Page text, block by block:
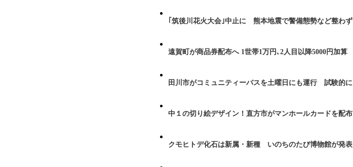
｢筑後川花火大会｣中止に 熊本地震で警備態勢など整わず
遠賀町が商品券配布へ 1世帯1万円､2人目以降5000円加算
田川市がコミュニティーバスを土曜日にも運行 試験的に
中１の切り絵デザイン！直方市がマンホールカードを配布
クモヒトデ化石は新属・新種 いのちのたび博物館が発表